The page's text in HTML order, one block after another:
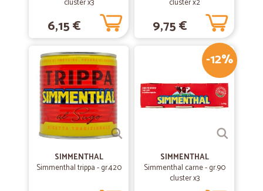
11/03/2020
—Luciano G.
Consegna puntuale
Consegna puntuale
07/03/2020
—Enrico M.
Tutto ok
cluster x3
6,15 €
cluster x2
9,75 €
SIMMENTHAL
Simmenthal trippa - gr.420
-12%
SIMMENTHAL
Simmenthal carne - gr.90
cluster x3